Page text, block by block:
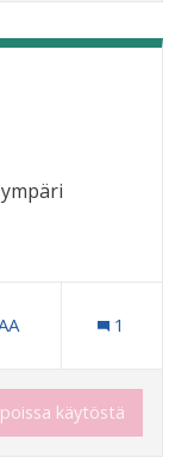
ja luonto
1
käytöstä